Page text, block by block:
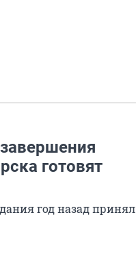
готовят
год назад принял